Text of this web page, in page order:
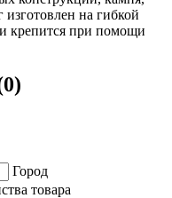
на гибкой
крепится при помощи
Город
товара